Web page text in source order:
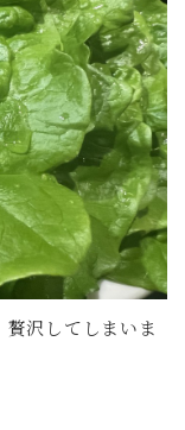
沢してしまいま